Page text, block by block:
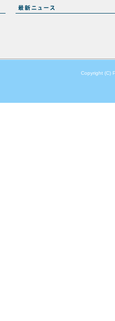
Copyright (C)